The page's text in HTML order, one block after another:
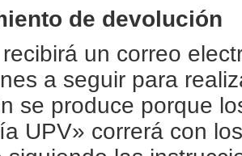
de devolución
un correo
a seguir para
se produce porque
UPV» correrá con